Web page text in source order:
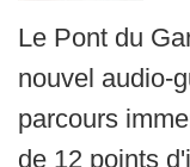
Le Pont du
nouvel audio-
parcours
de 12 points